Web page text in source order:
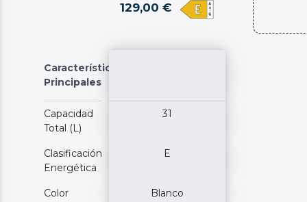
129,00 €
Características
Principales
Capacidad
Total (L)
31
Clasificación
Energética
E
Color Blanco